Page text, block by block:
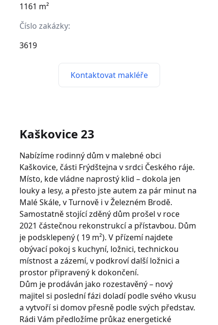
1161 m²
Číslo zakázky:
3619
Kontaktovat makléře
Kaškovice 23
Nabízíme rodinný dům v malebné obci
Kaškovice, části Frýdštejna v srdci Českého ráje.
Místo, kde vládne naprostý klid – dokola jen
louky a lesy, a přesto jste autem za pár minut na
Malé Skále, v Turnově i v Železném Brodě.
Samostatně stojící zděný dům prošel v roce
2021 částečnou rekonstrukcí a přístavbou. Dům
je podsklepený ( 19 m²). V přízemí najdete
obývací pokoj s kuchyní, ložnici, technickou
místnost a zázemí, v podkroví další ložnici a
prostor připravený k dokončení.
Dům je prodáván jako rozestavěný – nový
majitel si poslední fázi doladí podle svého vkusu
a vytvoří si domov přesně podle svých představ.
Rádi Vám předložíme průkaz energetické